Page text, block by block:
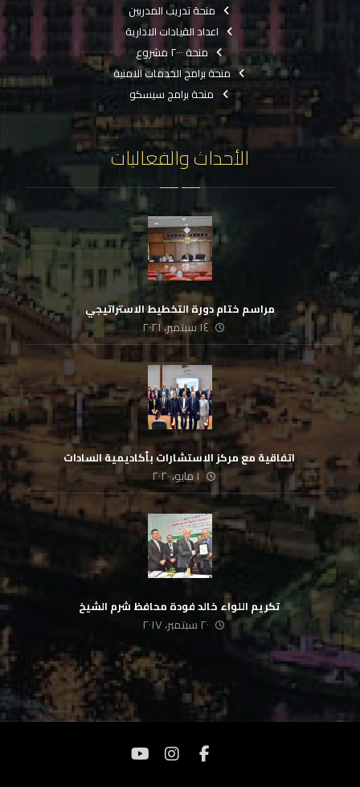
منحة تدريب المدربين
اعداد القيادات الادارية
منحة ٢٠٠٠ مشروع
منحة برامج الخدمات الامنية
منحة برامج سيسكو
الأحداث والفعاليات
مراسم ختام دورة التخطيط الاستراتيجي
١٤ سبتمبر، ٢٠٢١
‏ اتفاقية مع مركز الاستشارات بأكاديمية السادات
١ مايو، ٢٠٢٠
‏ تكريم اللواء خالد فودة محافظ شرم الشيخ
٢٠ سبتمبر، ٢٠١٧